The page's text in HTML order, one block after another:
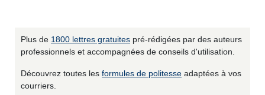
Plus de 1800 lettres gratuites pré-rédigées par des auteurs
professionnels et accompagnées de conseils d'utilisation.
Découvrez toutes les formules de politesse adaptées à vos
courriers.